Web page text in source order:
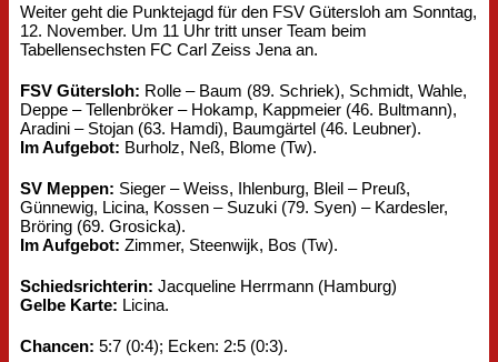
Weiter geht die Punktejagd für den FSV Gütersloh am Sonntag,
12. November. Um 11 Uhr tritt unser Team beim
Tabellensechsten FC Carl Zeiss Jena an.
FSV Gütersloh: Rolle – Baum (89. Schriek), Schmidt, Wahle,
Deppe – Tellenbröker – Hokamp, Kappmeier (46. Bultmann),
Aradini – Stojan (63. Hamdi), Baumgärtel (46. Leubner).
Im Aufgebot: Burholz, Neß, Blome (Tw).
SV Meppen: Sieger – Weiss, Ihlenburg, Bleil – Preuß,
Günnewig, Licina, Kossen – Suzuki (79. Syen) – Kardesler,
Bröring (69. Grosicka).
Im Aufgebot: Zimmer, Steenwijk, Bos (Tw).
Schiedsrichterin: Jacqueline Herrmann (Hamburg)
Gelbe Karte: Licina.
Chancen: 5:7 (0:4); Ecken: 2:5 (0:3).